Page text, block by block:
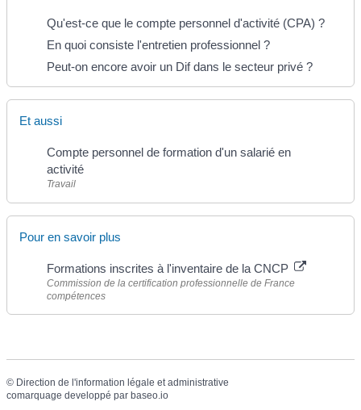
Qu'est-ce que le compte personnel d'activité (CPA) ?
En quoi consiste l'entretien professionnel ?
Peut-on encore avoir un Dif dans le secteur privé ?
Et aussi
Compte personnel de formation d'un salarié en
activité
Travail
Pour en savoir plus
Formations inscrites à l'inventaire de la CNCP
Commission de la certification professionnelle de France
compétences
© Direction de l'information légale et administrative
comarquage developpé par baseo.io